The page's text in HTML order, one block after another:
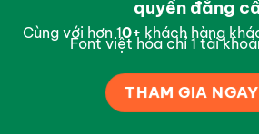
quyền đẳng
Cùng với hơn 10+ khách hàng
Font việt hóa chỉ 1 tài
THAM GIA NGAY